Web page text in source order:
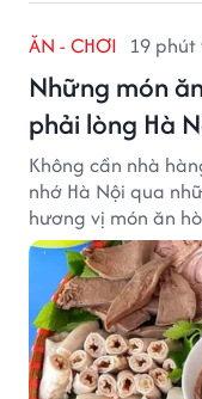
ĂN - CHƠI 19
Những món
phải lòng Hà
Không cần nhà
nhớ Hà Nội qua
hương vị món ăn
phố phường.